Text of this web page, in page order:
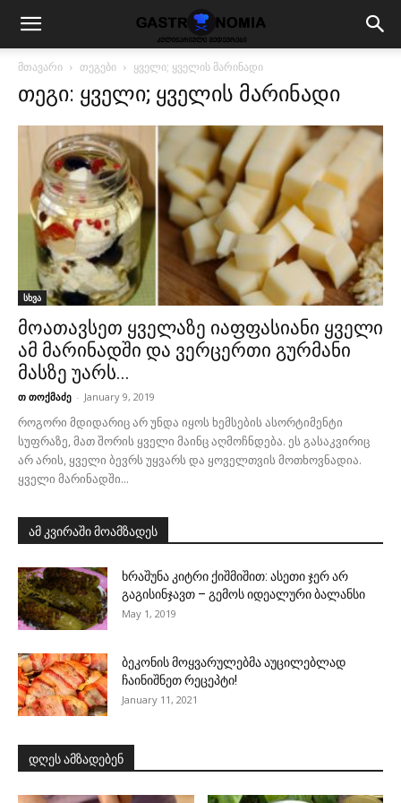
მთავარი თეგები ყველი; ყველის მარინადი
თეგი: ყველი; ყველის მარინადი
სხვა
მოათავსეთ ყველაზე იაფფასიანი ყველი
ამ მარინადში და ვერცერთი გურმანი
მასზე უარს...
თ თოქმაძე - January 9, 2019
როგორი მდიდარიც არ უნდა იყოს ხემსების ასორტიმენტი
სუფრაზე, მათ შორის ყველი მაინც აღმოჩნდება. ეს გასაკვირიც
არ არის, ყველი ბევრს უყვარს და ყოველთვის მოთხოვნადია.
ყველი მარინადში...
ამ კვირაში მოამზადეს
ხრაშუნა კიტრი ქიშმიშით: ასეთი ჯერ არ
გაგისინჯავთ – გემოს იდეალური ბალანსი
May 1, 2019
ბეკონის მოყვარულებმა აუცილებლად
ჩაინიშნეთ რეცეპტი!
January 11, 2021
დღეს ამზადებენ